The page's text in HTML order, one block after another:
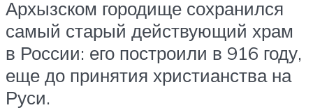
Архызском городище сохранился
самый старый действующий храм
в России: его построили в 916 году,
еще до принятия христианства на
Руси.